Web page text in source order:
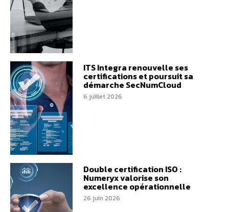
ITS Integra renouvelle ses
certifications et poursuit sa
démarche SecNumCloud
6 juillet 2026
Double certification ISO :
Numeryx valorise son
excellence opérationnelle
26 juin 2026